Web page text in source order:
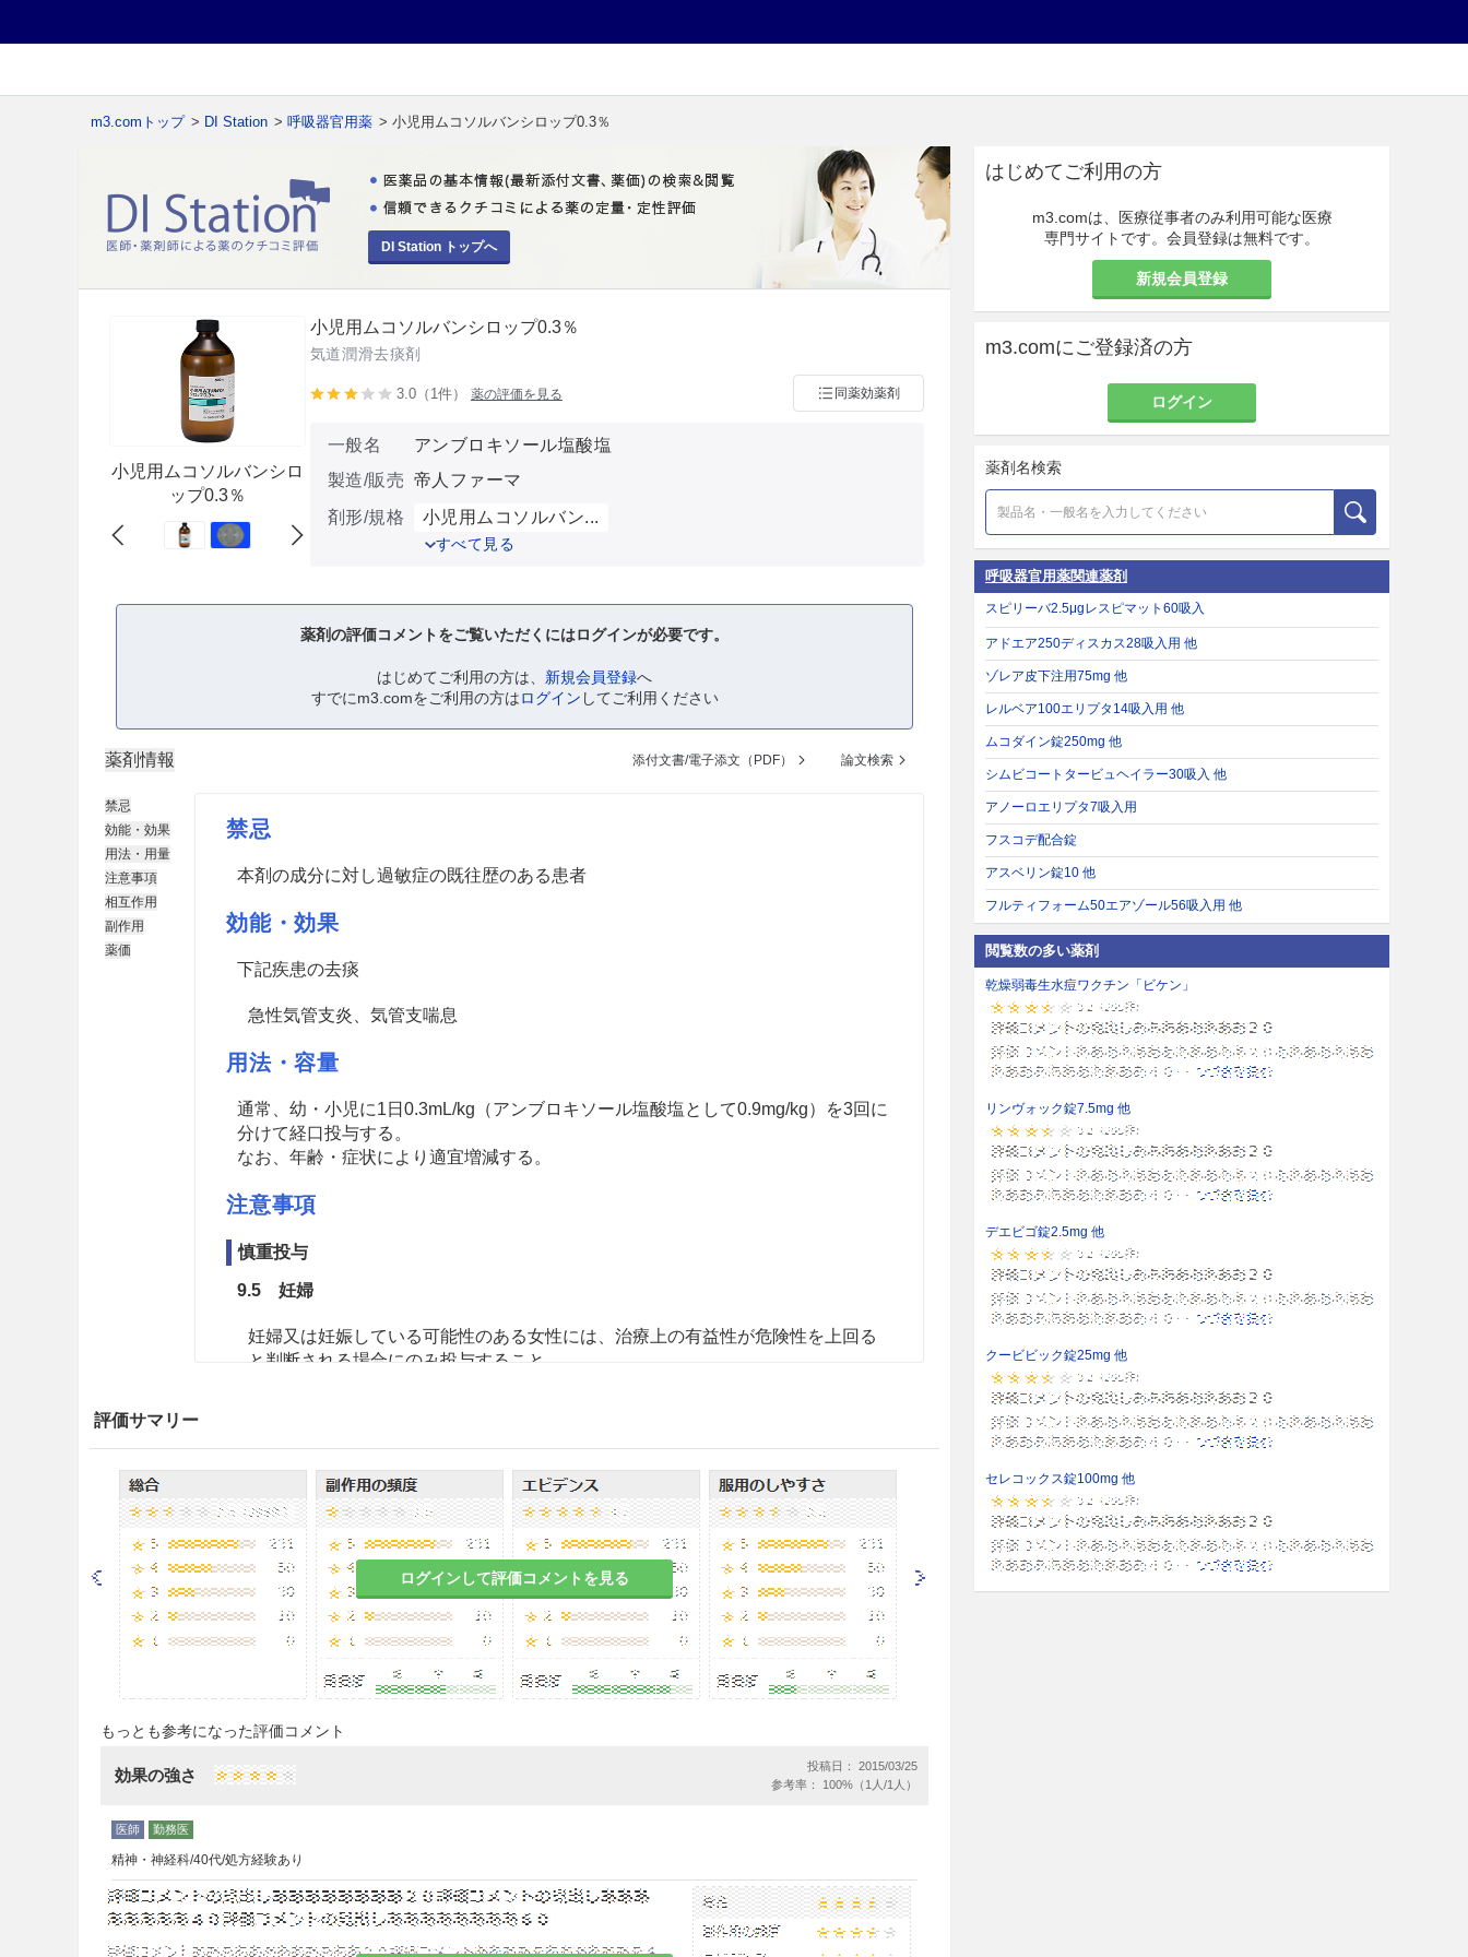
m3.comトップ > DI Station > 呼吸器官用薬 > 小児用ムコソルバンシロップ0.3％
DI Station トップへ
小児用ムコソルバンシロ
ップ0.3％
小児用ムコソルバンシロップ0.3％
気道潤滑去痰剤
3.0（1件） 薬の評価を見る 同薬効薬剤
一般名
アンブロキソール塩酸塩
製造/販売 帝人ファーマ
剤形/規格
小児用ムコソルバン...
すべて見る
薬剤の評価コメントをご覧いただくにはログインが必要です。
はじめてご利用の方は、 新規会員登録へ
すでにm3.comをご利用の方はログイン してご利用ください
薬剤情報 添付文書/電子添文（PDF） 論文検索
禁忌
効能・効果
用法・用量
注意事項
相互作用
副作用
薬価
禁忌
本剤の成分に対し過敏症の既往歴のある患者
効能・効果
下記疾患の去痰
急性気管支炎、気管支喘息
用法・容量
通常、幼・小児に1日0.3mL/kg（アンブロキソール塩酸塩として0.9mg/kg）を3回に
分けて経口投与する。
なお、年齢・症状により適宜増減する。
注意事項
慎重投与
9.5 妊婦
妊婦又は妊娠している可能性のある女性には、治療上の有益性が危険性を上回る
と判断される場合にのみ投与すること。
治療上の有益性及び母乳栄養の有益性を考慮し、授乳の継続又は中止を検討する
こと。動物実験（ラット）で母乳中へ移行することが報告されている。
9.7 小児等
低出生体重児及び新生児を対象とした臨床試験は実施していない。
適用上の注意
14.1 薬剤調製時の注意
抗生物質を含有するシロップ用細粒との混合により、外観（色、にごり）変化の
起こることがあるので、これらの薬剤との併用を必要とする場合には別々に投与
本剤は添加剤として亜硫酸塩を含有している。喘息患者では非喘息患者よりも亜
硫酸塩に対する過敏症が多く認められるとの報告がある。
取扱上の注意
評価サマリー
ログインして評価コメントを見る
もっとも参考になった評価コメント
効果の強さ
投稿日： 2015/03/25
参考率： 100%（1人/1人）
精神・神経科/40代/処方経験あり
はじめてご利用の方
m3.comは、医療従事者のみ利用可能な医療
専門サイトです。会員登録は無料です。
新規会員登録
m3.comにご登録済の方
ログイン
薬剤名検索
呼吸器官用薬関連薬剤
スピリーバ2.5μgレスピマット60吸入
アドエア250ディスカス28吸入用 他
ゾレア皮下注用75mg 他
レルベア100エリプタ14吸入用 他
ムコダイン錠250mg 他
シムビコートタービュヘイラー30吸入 他
アノーロエリプタ7吸入用
フスコデ配合錠
アスベリン錠10 他
フルティフォーム50エアゾール56吸入用 他
閲覧数の多い薬剤
乾燥弱毒生水痘ワクチン「ビケン」
リンヴォック錠7.5mg 他
デエビゴ錠2.5mg 他
クービビック錠25mg 他
セレコックス錠100mg 他